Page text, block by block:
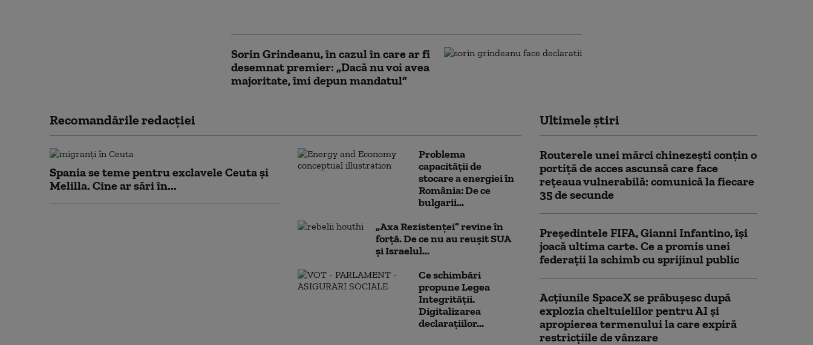
Sorin Grindeanu, în cazul în care ar fi
desemnat premier: „Dacă nu voi avea
majoritate, îmi depun mandatul”
Recomandările redacţiei
Spania se teme pentru exclavele Ceuta și
Melilla. Cine ar sări în...
Problema
capacității de
stocare a energiei în
România: De ce
bulgarii...
„Axa Rezistenței” revine în
forță. De ce nu au reușit SUA
și Israelul...
Ce schimbări
propune Legea
Integrității.
Digitalizarea
declarațiilor...
Ultimele știri
Routerele unei mărci chinezești conțin o
portiță de acces ascunsă care face
rețeaua vulnerabilă: comunică la fiecare
35 de secunde
Președintele FIFA, Gianni Infantino, îşi
joacă ultima carte. Ce a promis unei
federații la schimb cu sprijinul public
Acţiunile SpaceX se prăbuşesc după
explozia cheltuielilor pentru AI şi
apropierea termenului la care expiră
restricţiile de vânzare